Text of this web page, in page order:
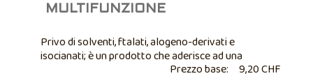
MULTIFUNZIONE
Privo di solventi, ftalati, alogeno-derivati e
isocianati; è un prodotto che aderisce ad una
vastissima gamma di materiali con una tenuta di
Prezzo base: 9,20 CHF